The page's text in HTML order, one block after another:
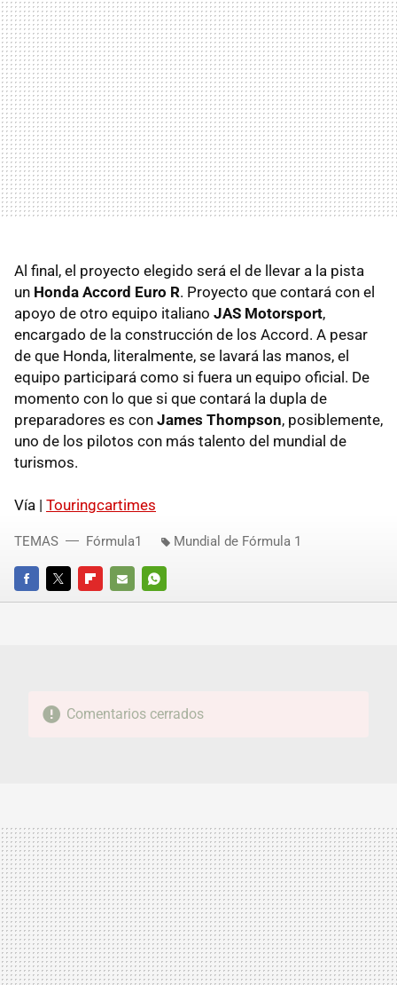
Al final, el proyecto elegido será el de llevar a la pista
un Honda Accord Euro R. Proyecto que contará con el
apoyo de otro equipo italiano JAS Motorsport,
encargado de la construcción de los Accord. A pesar
de que Honda, literalmente, se lavará las manos, el
equipo participará como si fuera un equipo oficial. De
momento con lo que si que contará la dupla de
preparadores es con James Thompson, posiblemente,
uno de los pilotos con más talento del mundial de
turismos.
Vía | Touringcartimes
FACEBOOKTWITTERFLIPBOARD
E-
WHATSAPP
TEMAS Fórmula1 Mundial de Fórmula 1
Comentarios cerrados